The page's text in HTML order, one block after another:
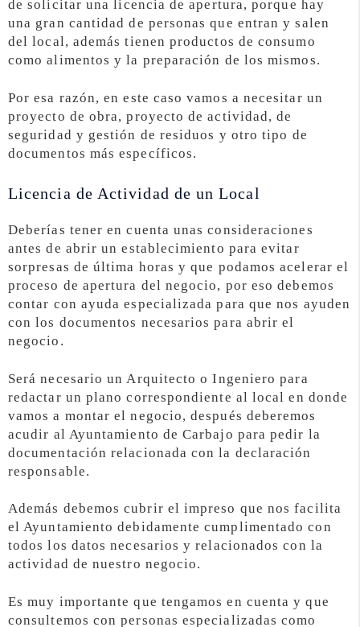
de solicitar una licencia de apertura, porque hay
una gran cantidad de personas que entran y salen
del local, además tienen productos de consumo
como alimentos y la preparación de los mismos.
Por esa razón, en este caso vamos a necesitar un
proyecto de obra, proyecto de actividad, de
seguridad y gestión de residuos y otro tipo de
documentos más específicos.
Licencia de Actividad de un Local
Deberías tener en cuenta unas consideraciones
antes de abrir un establecimiento para evitar
sorpresas de última horas y que podamos acelerar el
proceso de apertura del negocio, por eso debemos
contar con ayuda especializada para que nos ayuden
con los documentos necesarios para abrir el
negocio.
Será necesario un Arquitecto o Ingeniero para
redactar un plano correspondiente al local en donde
vamos a montar el negocio, después deberemos
acudir al Ayuntamiento de Carbajo para pedir la
documentación relacionada con la declaración
responsable.
Además debemos cubrir el impreso que nos facilita
el Ayuntamiento debidamente cumplimentado con
todos los datos necesarios y relacionados con la
actividad de nuestro negocio.
Es muy importante que tengamos en cuenta y que
consultemos con personas especializadas como